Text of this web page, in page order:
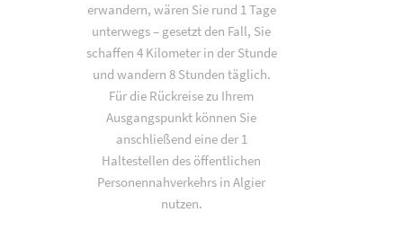
erwandern, wären Sie rund 1 Tage
unterwegs – gesetzt den Fall, Sie
schaffen 4 Kilometer in der Stunde
und wandern 8 Stunden täglich.
Für die Rückreise zu Ihrem
Ausgangspunkt können Sie
anschließend eine der 1
Haltestellen des öffentlichen
Personennahverkehrs in Algier
nutzen.